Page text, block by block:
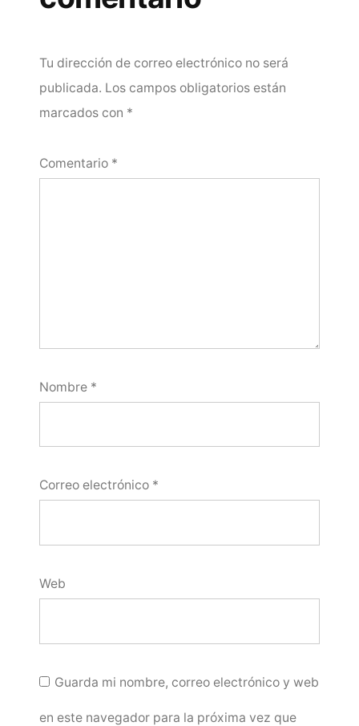
Tu dirección de correo electrónico no será
publicada. Los campos obligatorios están
marcados con *
Comentario *
Nombre *
Correo electrónico *
Web
Guarda mi nombre, correo electrónico y web
en este navegador para la próxima vez que